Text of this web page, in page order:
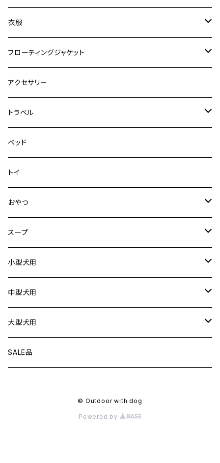
ロードランナー
ヴァリオ
デニム＆コーデュロイ
その他
ネオカラー
ダブルロックカラー
デニム＆コーデュロイ
その他
エッセンシャル
ハーネス
クイックハーネス
メッシュフィットハーネス
デニム＆コーデュロイ
その他
衣服
ラッシュガード
フローティングジャケット
DFDブースト
アクセサリー
トラベル
ドライブハーネス
カーシートアタッチメント
クリック
ドライブシートカバー
ドライブボックス
ベッド
トイ
おやつ
犬用
猫用
スープ
犬用
猫用
小型犬用
リード
首輪
ハーネス
中型犬用
リード
首輪
大型犬用
リード
SALE品
© Outdoor with dog
Powered by